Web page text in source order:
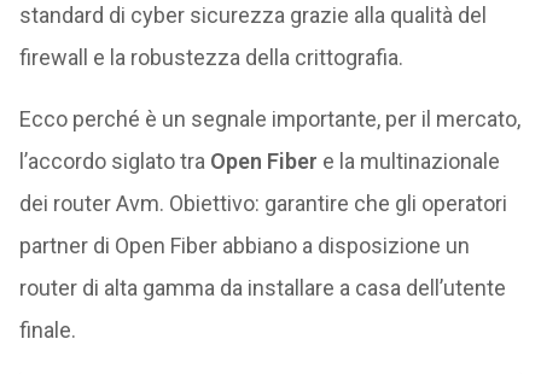
standard di cyber sicurezza grazie alla qualità del
firewall e la robustezza della crittografia.
Ecco perché è un segnale importante, per il mercato,
l’accordo siglato tra Open Fiber e la multinazionale
dei router Avm. Obiettivo: garantire che gli operatori
partner di Open Fiber abbiano a disposizione un
router di alta gamma da installare a casa dell’utente
finale.